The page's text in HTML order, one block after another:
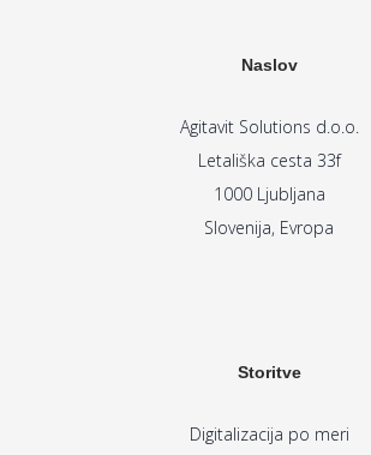
Naslov
Agitavit Solutions d.o.o.
Letališka cesta 33f
1000 Ljubljana
Slovenija, Evropa
Storitve
Digitalizacija po meri